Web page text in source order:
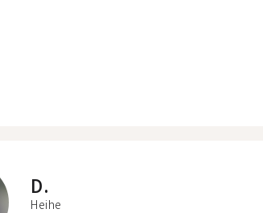
D.
Heihe